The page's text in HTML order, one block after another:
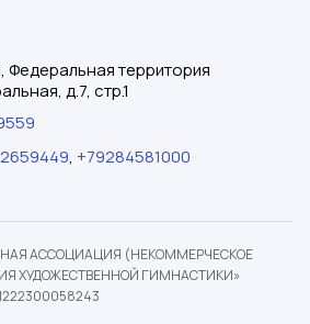
Федеральная территория
д.7, стр.1
, +79284581000
АССОЦИАЦИЯ (НЕКОММЕРЧЕСКОЕ
ХУДОЖЕСТВЕННОЙ ГИМНАСТИКИ»